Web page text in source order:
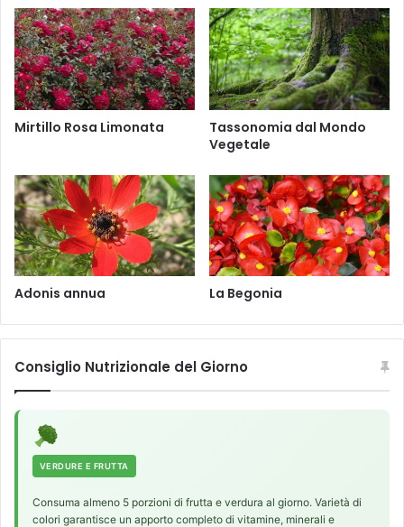
a
A
l
e
t
r
s
a
r
i
n
o
s
a
Mirtillo Rosa Limonata
Tassonomia dal Mondo
Vegetale
Adonis annua La Begonia
Consiglio Nutrizionale del Giorno
VERDURE E FRUTTA
Consuma almeno 5 porzioni di frutta e verdura al giorno. Varietà di
colori garantisce un apporto completo di vitamine, minerali e